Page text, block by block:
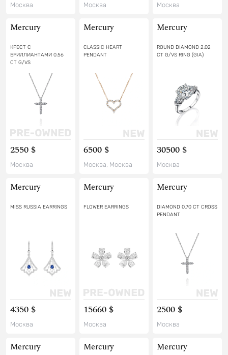
Москва Москва Москва
Mercury
КРЕСТ С
БРИЛЛИАНТАМИ 0.56
CT G/VS
2550 $
Москва
Mercury
CLASSIC HEART
PENDANT
6500 $
Москва, Москва
Mercury
ROUND DIAMOND 2.02
CT G/VS RING (GIA)
30500 $
Москва
Mercury
MISS RUSSIA EARRINGS
4350 $
Москва
Mercury
FLOWER EARRINGS
15660 $
Москва
Mercury
DIAMOND 0.70 CT CROSS
PENDANT
2500 $
Москва
Mercury Mercury Mercury